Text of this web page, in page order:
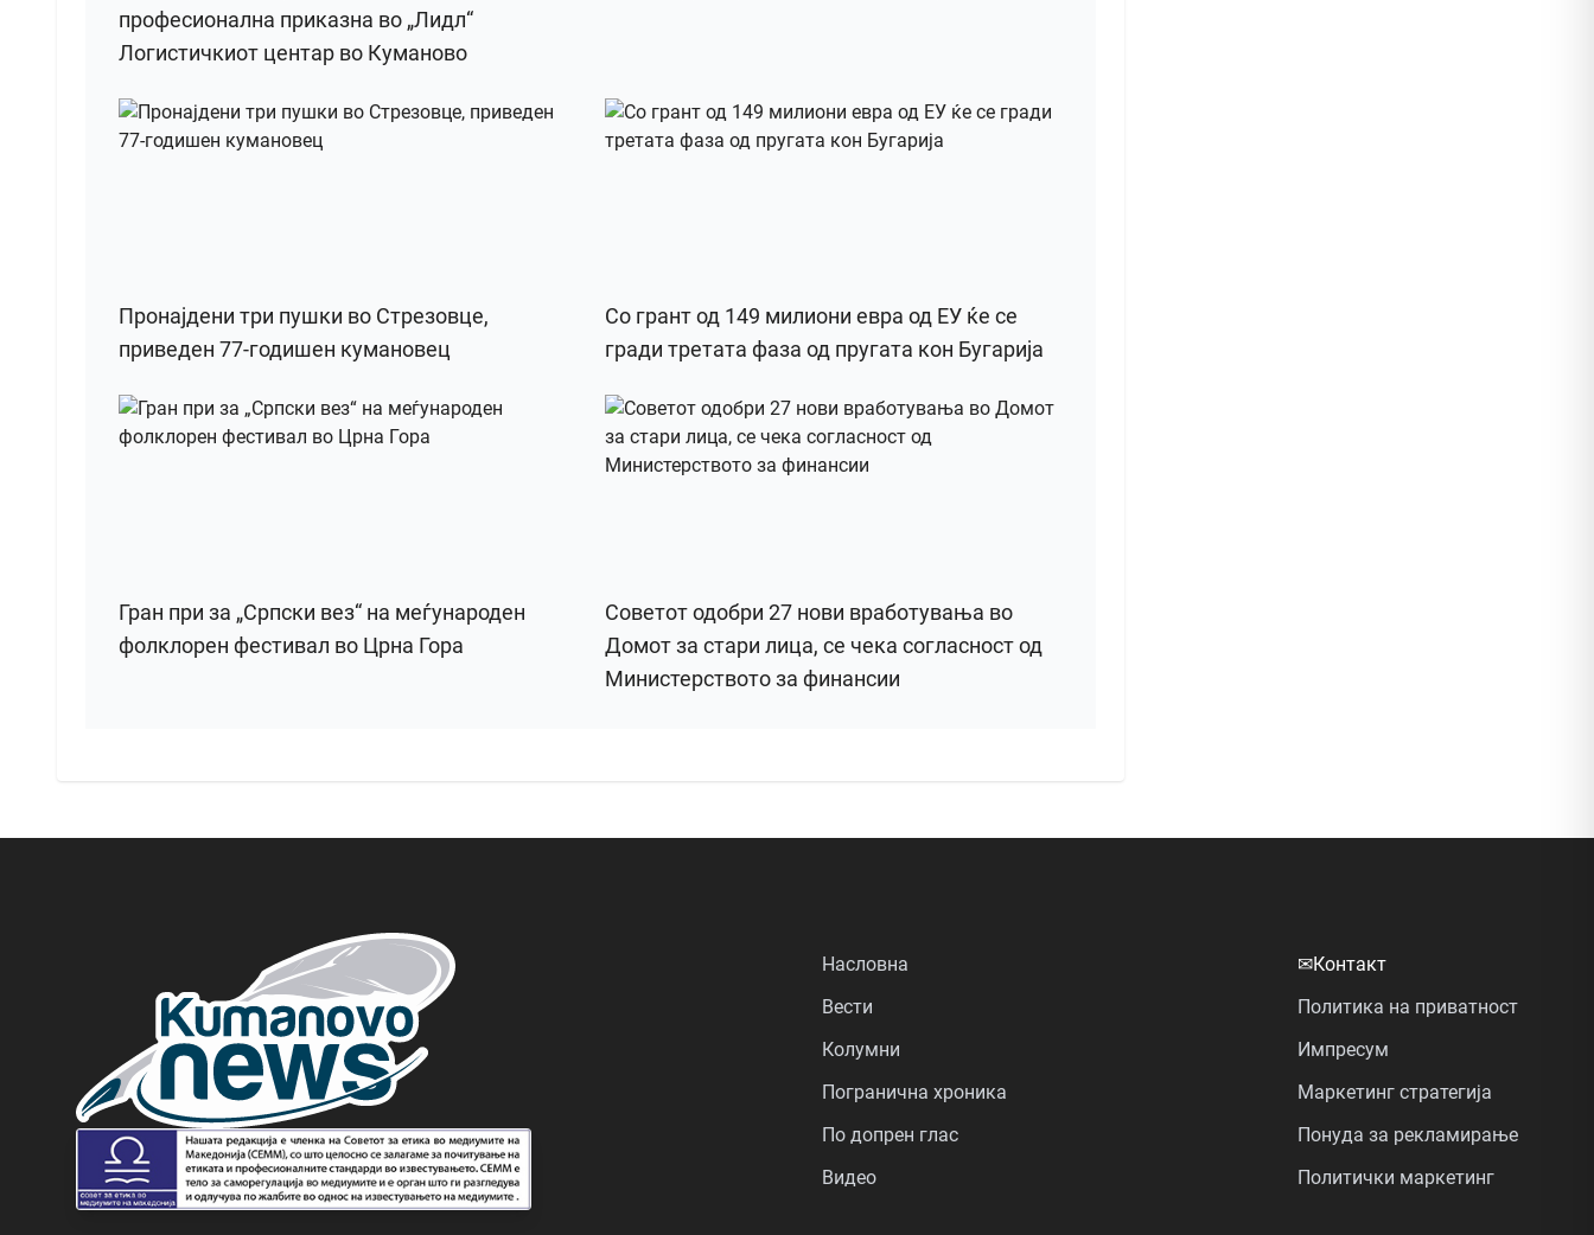
професионална приказна во „Лидл“
Логистичкиот центар во Куманово
Пронајдени три пушки во Стрезовце,
приведен 77-годишен кумановец
Со грант од 149 милиони евра од ЕУ ќе се
гради третата фаза од пругата кон Бугарија
Гран при за „Српски вез“ на меѓународен
фолклорен фестивал во Црна Гора
Советот одобри 27 нови вработувања во
Домот за стари лица, се чека согласност од
Министерството за финансии
Насловна
Вести
Колумни
Погранична хроника
По допрен глас
Видео
✉Контакт
Политика на приватност
Импресум
Маркетинг стратегија
Понуда за рекламирање
Политички маркетинг